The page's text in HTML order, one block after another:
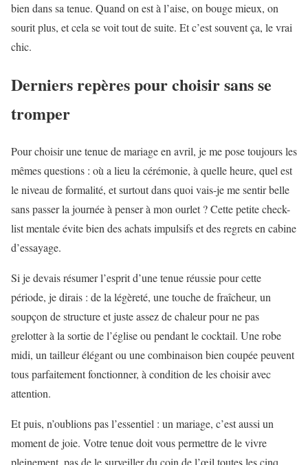
bien dans sa tenue. Quand on est à l’aise, on bouge mieux, on
sourit plus, et cela se voit tout de suite. Et c’est souvent ça, le vrai
chic.
Derniers repères pour choisir sans se
tromper
Pour choisir une tenue de mariage en avril, je me pose toujours les
mêmes questions : où a lieu la cérémonie, à quelle heure, quel est
le niveau de formalité, et surtout dans quoi vais-je me sentir belle
sans passer la journée à penser à mon ourlet ? Cette petite check-
list mentale évite bien des achats impulsifs et des regrets en cabine
d’essayage.
Si je devais résumer l’esprit d’une tenue réussie pour cette
période, je dirais : de la légèreté, une touche de fraîcheur, un
soupçon de structure et juste assez de chaleur pour ne pas
grelotter à la sortie de l’église ou pendant le cocktail. Une robe
midi, un tailleur élégant ou une combinaison bien coupée peuvent
tous parfaitement fonctionner, à condition de les choisir avec
attention.
Et puis, n’oublions pas l’essentiel : un mariage, c’est aussi un
moment de joie. Votre tenue doit vous permettre de le vivre
pleinement, pas de le surveiller du coin de l’œil toutes les cinq